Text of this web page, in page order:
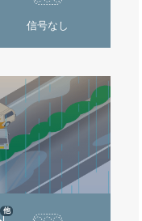
信号なし
他